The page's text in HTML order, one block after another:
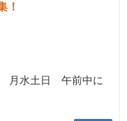
！
月水土日 午前中に